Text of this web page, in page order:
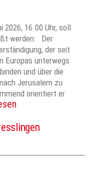
16.00 Uhr, soll
werden: Der
der seit
Europas unterwegs
und über die
Jerusalem zu
orientiert er